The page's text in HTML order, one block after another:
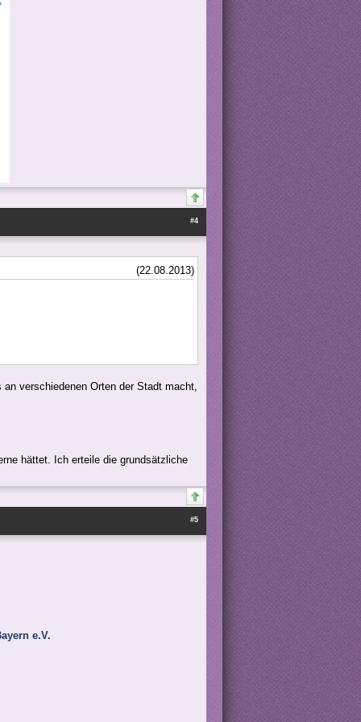
#4
(22.08.2013)
verschiedenen Orten der Stadt macht,
hättet. Ich erteile die grundsätzliche
#5
e.V.